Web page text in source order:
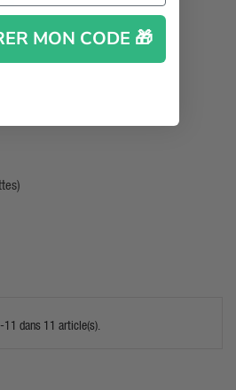
11 dans 11 article(s).
MON CODE 🎁